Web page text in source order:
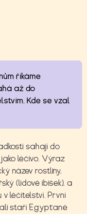
říkáme
až do
Kde se vzal
sahají do
léčivo. Výraz
název rostliny,
(lidově ibišek), a
léčitelství. První
staří Egypťané